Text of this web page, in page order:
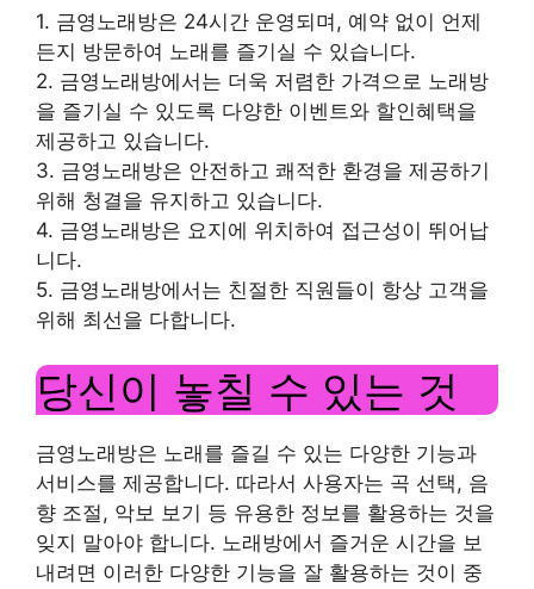
1. 금영노래방은 24시간 운영되며, 예약 없이 언제
든지 방문하여 노래를 즐기실 수 있습니다.
2. 금영노래방에서는 더욱 저렴한 가격으로 노래방
을 즐기실 수 있도록 다양한 이벤트와 할인혜택을
제공하고 있습니다.
3. 금영노래방은 안전하고 쾌적한 환경을 제공하기
위해 청결을 유지하고 있습니다.
4. 금영노래방은 요지에 위치하여 접근성이 뛰어납
니다.
5. 금영노래방에서는 친절한 직원들이 항상 고객을
위해 최선을 다합니다.
당신이 놓칠 수 있는 것
금영노래방은 노래를 즐길 수 있는 다양한 기능과
서비스를 제공합니다. 따라서 사용자는 곡 선택, 음
향 조절, 악보 보기 등 유용한 정보를 활용하는 것을
잊지 말아야 합니다. 노래방에서 즐거운 시간을 보
내려면 이러한 다양한 기능을 잘 활용하는 것이 중